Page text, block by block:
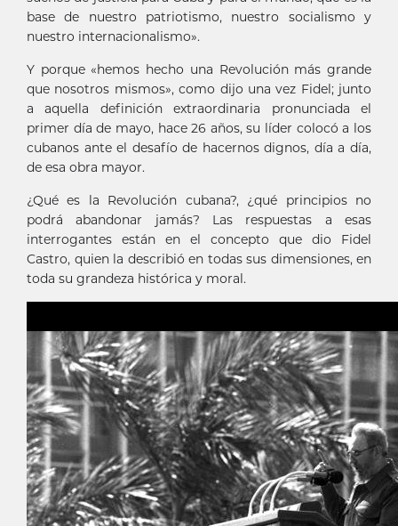
base de nuestro patriotismo, nuestro socialismo y
nuestro internacionalismo».
Y porque «hemos hecho una Revolución más grande
que nosotros mismos», como dijo una vez Fidel; junto
a aquella definición extraordinaria pronunciada el
primer día de mayo, hace 26 años, su líder colocó a los
cubanos ante el desafío de hacernos dignos, día a día,
de esa obra mayor.
¿Qué es la Revolución cubana?, ¿qué principios no
podrá abandonar jamás? Las respuestas a esas
interrogantes están en el concepto que dio Fidel
Castro, quien la describió en todas sus dimensiones, en
toda su grandeza histórica y moral.